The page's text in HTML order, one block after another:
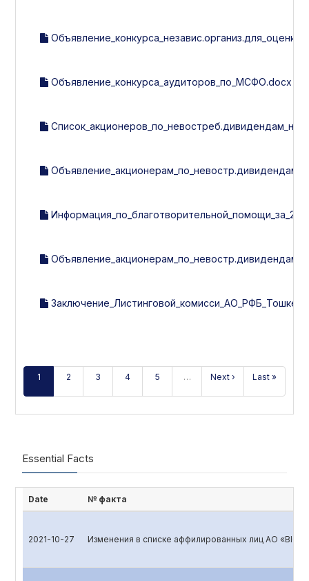
Объявление_конкурса_аудиторов_по_МСФО.docx
1 2 3 4 5 … Next › Last »
Essential Facts
Date № факта
2021-10-27 Изменения в списке аффилированных лиц АО